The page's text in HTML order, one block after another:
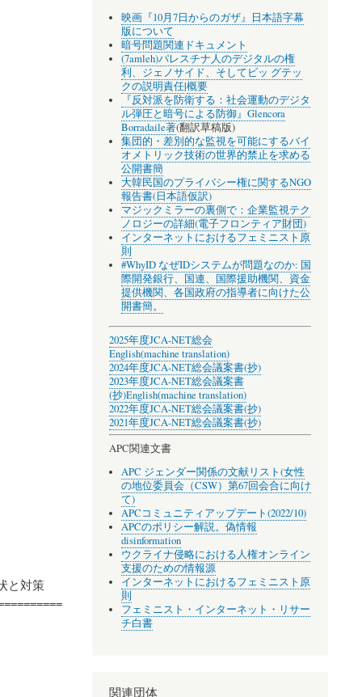
と対策
映画『10月7日からのガザ』日本語字幕
版について
暗号問題関連ドキュメント
(7amleh)パレスチナ人のデジタルの権
利、ジェノサイド、そしてビッ グテッ
クの説明責任|概要
『反対派を防衛する：社会運動のデジタ
ル弾圧と暗号による防御』Glencora
Borradaile著(翻訳草稿版)
集団的・差別的な監視を可能にするバイ
オメトリック技術の世界的禁止を求める
公開書簡
大韓民国のプライバシー権に関するNGO
報告書(日本語仮訳)
マジックミラーの裏側で：企業監視テク
ノロジーの詳細(電子フロンティア財団)
インターネットにおけるフェミニスト原
則
#WhyID なぜIDシステムが問題なのか: 国
際開発銀行、国連、国際援助機関、資金
提供機関、各国政府の指導者に向けた公
開書簡。
2025年度JCA-NET総会
English(machine translation)
2024年度JCA-NET総会議案書(抄)
2023年度JCA-NET総会議案書
(抄)English(machine translation)
2022年度JCA-NET総会議案書(抄)
2021年度JCA-NET総会議案書(抄)
APC関連文書
APC ジェンダー関係の文献リスト(女性
の地位委員会（CSW）第67回会合に向け
て)
APCコミュニティアップデート(2022/10)
APCのポリシー解説。偽情報
disinformation
ウクライナ侵略における人権オンライン
支援のための情報源
インターネットにおけるフェミニスト原
則
フェミニスト・インターネット・リサー
チ白書
関連団体